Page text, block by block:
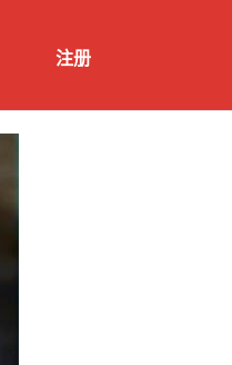
注册